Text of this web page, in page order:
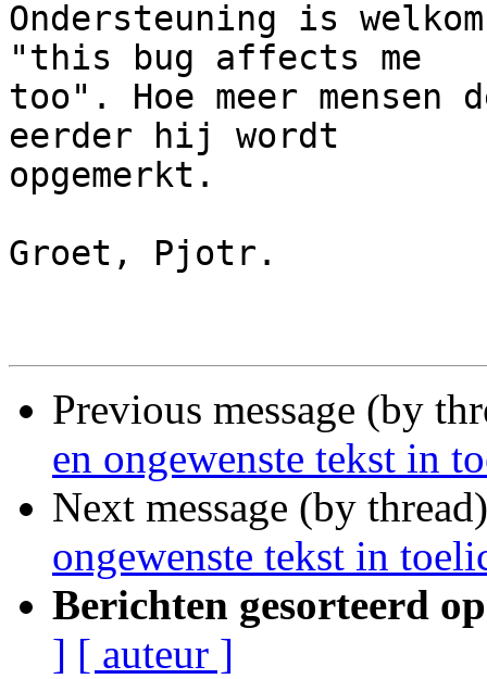
Ondersteuning is
"this bug affects me
too". Hoe meer mensen
eerder hij wordt
opgemerkt.
Groet, Pjotr.
Previous message (by
en ongewenste tekst in
Next message (by
ongewenste tekst in
Berichten gesorteerd
] [ auteur ]